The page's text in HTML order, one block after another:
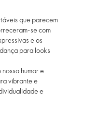
que parecem
se com
e os
para looks
humor e
vibrante e
e